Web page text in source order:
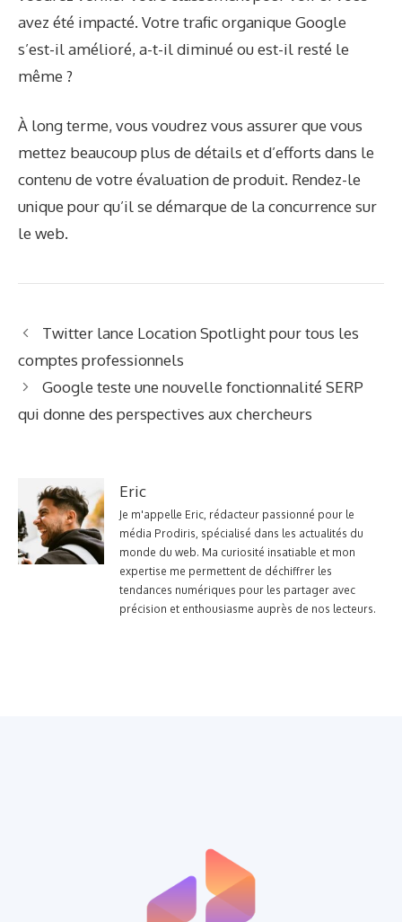
avez été impacté. Votre trafic organique Google
s’est-il amélioré, a-t-il diminué ou est-il resté le
même ?
À long terme, vous voudrez vous assurer que vous
mettez beaucoup plus de détails et d’efforts dans le
contenu de votre évaluation de produit. Rendez-le
unique pour qu’il se démarque de la concurrence sur
le web.
Twitter lance Location Spotlight pour tous les
comptes professionnels
Google teste une nouvelle fonctionnalité SERP
qui donne des perspectives aux chercheurs
Eric
Je m'appelle Eric, rédacteur passionné pour le
média Prodiris, spécialisé dans les actualités du
monde du web. Ma curiosité insatiable et mon
expertise me permettent de déchiffrer les
tendances numériques pour les partager avec
précision et enthousiasme auprès de nos lecteurs.